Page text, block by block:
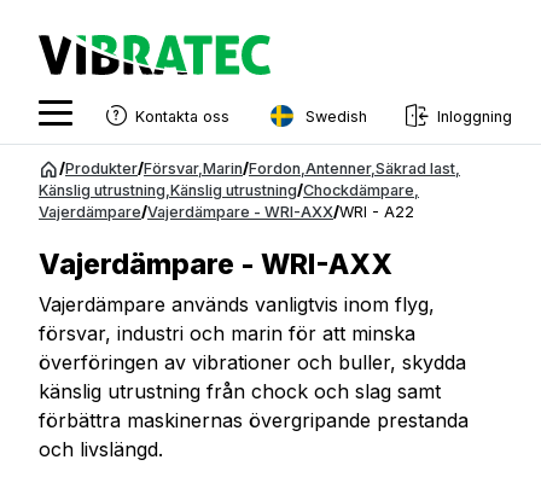
Hoppa
innehåll
Kontakta oss Swedish
English
Swedish
French
Estonian
Finnish
Danish
Inloggning
/Produkter/Försvar, Marin/Fordon Antenner, Säkrad last
Känslig utrustning Känslig utrustning/Chockdämpare
Vajerdämpare/Vajerdämpare - WRI-AXX/WRI - A22
Vajerdämpare - WRI-AXX
Vajerdämpare används vanligtvis inom flyg,
försvar, industri och marin för att minska
överföringen av vibrationer och buller, skydda
känslig utrustning från chock och slag samt
förbättra maskinernas övergripande prestanda
och livslängd.